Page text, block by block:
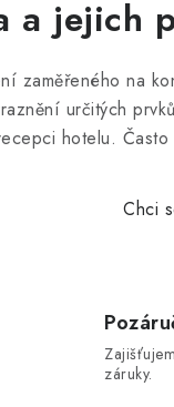
a jejich
zaměřeného na
určitých
hotelu.
Chci
záruky.